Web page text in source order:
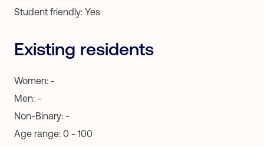
Student friendly: Yes
Existing residents
Women: -
Men: -
Non-Binary: -
Age range: 0 - 100